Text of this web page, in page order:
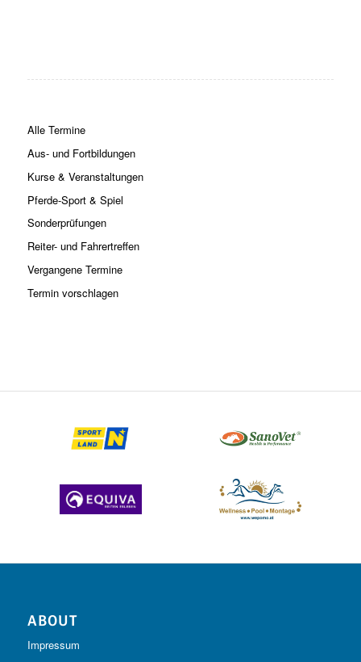
Alle Termine
Aus- und Fortbildungen
Kurse & Veranstaltungen
Pferde-Sport & Spiel
Sonderprüfungen
Reiter- und Fahrertreffen
Vergangene Termine
Termin vorschlagen
ABOUT
Impressum